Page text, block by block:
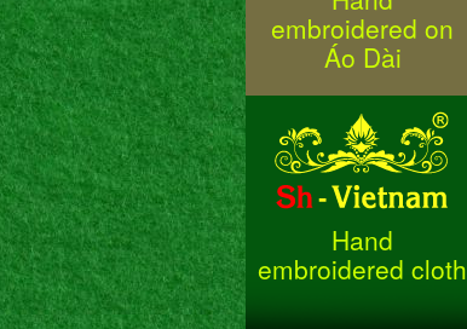
embroidered on
Áo Dài
Hand
embroidered cloth